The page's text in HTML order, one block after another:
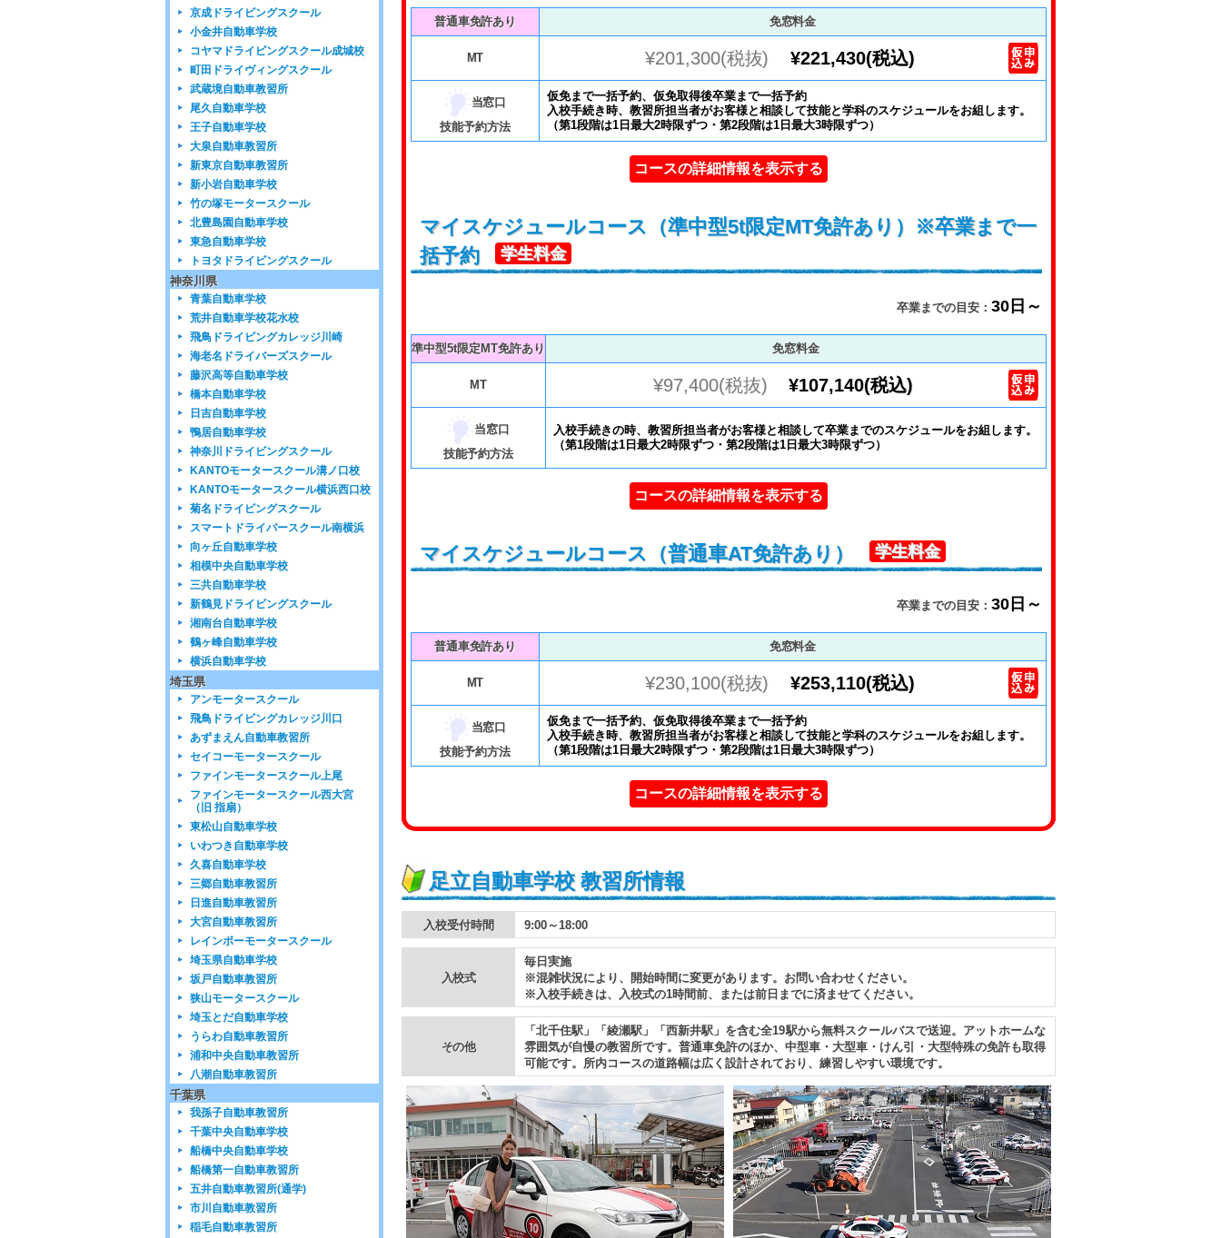
普通車免許あり 免窓料金
MT ¥201,300(税抜) ¥221,430(税込)
当窓口
技能予約方法
仮免まで一括予約、仮免取得後卒業まで一括予約
入校手続き時、教習所担当者がお客様と相談して技能と学科のスケジュールをお組します。
​（第1段階は1日最大2時限ずつ・第2段階は1日最大3時限ずつ）
コースの詳細情報を表示する
マイスケジュールコース（準中型5t限定MT免許あり）※卒業まで一
括予約
学生料金
卒業までの目安：30日～
準中型5t限定MT免許あり 免窓料金
MT ¥97,400(税抜) ¥107,140(税込)
当窓口
技能予約方法
入校手続きの時、教習所担当者がお客様と相談して卒業までのスケジュールをお組します。
​（第1段階は1日最大2時限ずつ・第2段階は1日最大3時限ずつ）
コースの詳細情報を表示する
マイスケジュールコース（普通車AT免許あり） 学生料金
卒業までの目安：30日～
普通車免許あり 免窓料金
MT ¥230,100(税抜) ¥253,110(税込)
当窓口
技能予約方法
仮免まで一括予約、仮免取得後卒業まで一括予約
入校手続き時、教習所担当者がお客様と相談して技能と学科のスケジュールをお組します。
​（第1段階は1日最大2時限ずつ・第2段階は1日最大3時限ずつ）
コースの詳細情報を表示する
足立自動車学校 教習所情報
入校受付時間 9:00～18:00
入校式
毎日実施
※混雑状況により、開始時間に変更があります。お問い合わせください。
※入校手続きは、入校式の1時間前、または前日までに済ませてください。
その他
「北千住駅」「綾瀬駅」「西新井駅」を含む全19駅から無料スクールバスで送迎。アットホームな
雰囲気が自慢の教習所です。普通車免許のほか、中型車・大型車・けん引・大型特殊の免許も取得
可能です。所内コースの道路幅は広く設計されており、練習しやすい環境です。
京成ドライビングスクール
小金井自動車学校
コヤマドライビングスクール成城校
町田ドライヴィングスクール
武蔵境自動車教習所
尾久自動車学校
王子自動車学校
大泉自動車教習所
新東京自動車教習所
新小岩自動車学校
竹の塚モータースクール
北豊島園自動車学校
東急自動車学校
トヨタドライビングスクール
神奈川県
青葉自動車学校
荒井自動車学校花水校
飛鳥ドライビングカレッジ川崎
海老名ドライバーズスクール
藤沢高等自動車学校
橋本自動車学校
日吉自動車学校
鴨居自動車学校
神奈川ドライビングスクール
KANTOモータースクール溝ノ口校
KANTOモータースクール横浜西口校
菊名ドライビングスクール
スマートドライバースクール南横浜
向ヶ丘自動車学校
相模中央自動車学校
三共自動車学校
新鶴見ドライビングスクール
湘南台自動車学校
鶴ヶ峰自動車学校
横浜自動車学校
埼玉県
アンモータースクール
飛鳥ドライビングカレッジ川口
あずまえん自動車教習所
セイコーモータースクール
ファインモータースクール上尾
ファインモータースクール西大宮
（旧 指扇）
東松山自動車学校
いわつき自動車学校
久喜自動車学校
三郷自動車教習所
日進自動車教習所
大宮自動車教習所
レインボーモータースクール
埼玉県自動車学校
坂戸自動車教習所
狭山モータースクール
埼玉とだ自動車学校
うらわ自動車教習所
浦和中央自動車教習所
八潮自動車教習所
千葉県
我孫子自動車教習所
千葉中央自動車学校
船橋中央自動車学校
船橋第一自動車教習所
五井自動車教習所(通学)
市川自動車教習所
稲毛自動車教習所